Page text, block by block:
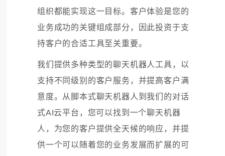
组织都能实现这一目标。客户体验是您的
业务成功的关键组成部分，因此投资于支
持客户的合适工具至关重要。
我们提供多种类型的聊天机器人工具，以
支持不同级别的客户服务，并提高客户满
意度。从脚本式聊天机器人到我们的对话
式AI云平台，您可以找到一个聊天机器
人，为您的客户提供全天候的响应，并提
供一个可以随着您的业务发展而扩展的可